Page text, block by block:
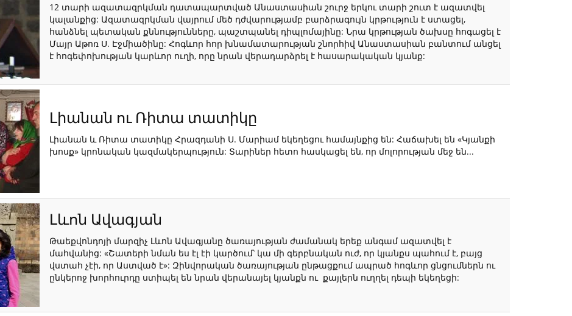
12 տարի ազատազրկման դատապարտված Անաստասիան շուրջ երկու տարի շուտ է ազատվել
կալանքից: Ազատազրկման վայրում մեծ դժվարությամբ բարձրագույն կրթություն է ստացել,
հանձնել պետական քննությունները, պաշտպանել դիպլոմայինը: Նրա կրթության ծախսը հոգացել է
Մայր Աթոռ Ս. Էջմիածինը: Հոգևոր հոր խնամատարության շնորհիվ Անաստասիան բանտում անցել
է հոգեփոխության կարևոր ուղի, որը նրան վերադարձրել է հասարակական կյանք:
Լիանան ու Ռիտա տատիկը
Լիանան և Ռիտա տատիկը Հրազդանի Ս. Մարիամ եկեղեցու համայնքից են: Հաճախել են «Կյանքի
խոսք» կրոնական կազմակերպություն: Տարիներ հետո հասկացել են, որ մոլորության մեջ են...
Լևոն Ավագյան
Թաեքվոնդոյի մարզիչ Լևոն Ավագյանը ծառայության ժամանակ երեք անգամ ազատվել է
մահվանից: «Շատերի նման ես էլ էի կարծում՝ կա մի գերբնական ուժ, որ կյանքս պահում է, բայց
վստահ չէի, որ Աստված է»: Զինվորական ծառայության ընթացքում ապրած հոգևոր ցնցումներն ու
ընկերոջ խորհուրդը ստիպել են նրան վերանայել կյանքն ու քայլերն ուղղել դեպի եկեղեցի: